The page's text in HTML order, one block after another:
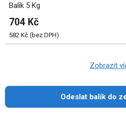
Balík 5 Kg
704 Kč
582 Kč (bez DPH)
Zobrazit
Odeslat balík do